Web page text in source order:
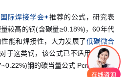
国际焊接学会
推荐的公式，研究表
较高的钢(含碳量≥0.18%)，60年代
能和焊接性，大力发展了低碳微合
,对于这类钢，该公式已不适用,为此提
钢的碳当量公式 Pcm。